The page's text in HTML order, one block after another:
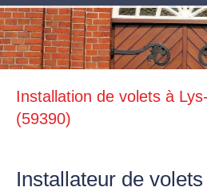
Installation de volets à
(59390)
Installateur de